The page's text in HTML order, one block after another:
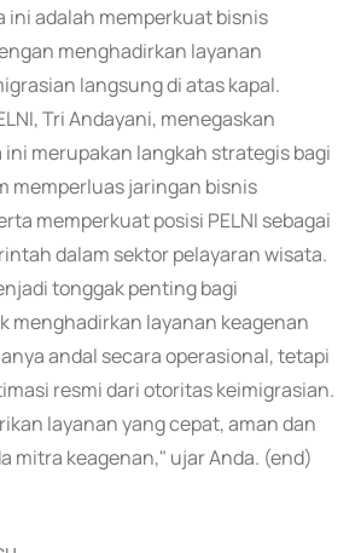
ini adalah memperkuat bisnis
menghadirkan layanan
langsung di atas kapal.
Tri Andayani, menegaskan
ini merupakan langkah strategis bagi
memperluas jaringan bisnis
memperkuat posisi PELNI sebagai
dalam sektor pelayaran wisata.
tonggak penting bagi
menghadirkan layanan keagenan
andal secara operasional, tetapi
resmi dari otoritas keimigrasian.
layanan yang cepat, aman dan
mitra keagenan," ujar Anda. (end)